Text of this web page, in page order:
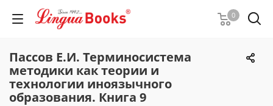
0
Пассов Е.И. Терминосистема
методики как теории и
технологии иноязычного
образования. Книга 9